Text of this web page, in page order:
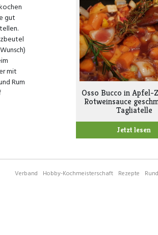
gut
mit
Rum
Osso Bucco in Apfel-
Rotweinsauce
Tagliatelle
Jetzt lesen
Verband Hobby-Kochmeisterschaft Rezepte